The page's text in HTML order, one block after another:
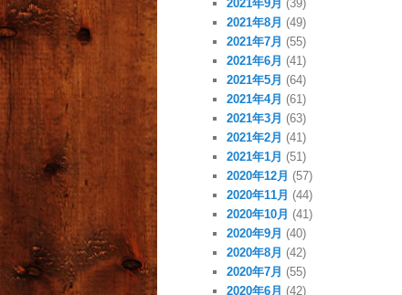
2021年9月 (39)
2021年8月 (49)
2021年7月 (55)
2021年6月 (41)
2021年5月 (64)
2021年4月 (61)
2021年3月 (63)
2021年2月 (41)
2021年1月 (51)
2020年12月 (57)
2020年11月 (44)
2020年10月 (41)
2020年9月 (40)
2020年8月 (42)
2020年7月 (55)
2020年6月 (42)